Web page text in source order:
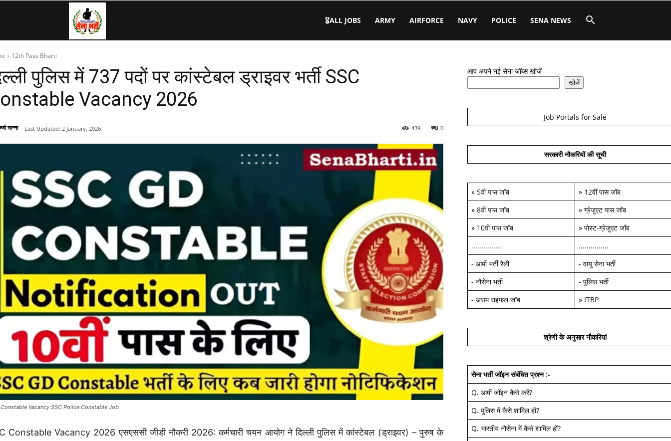
Army,
Airforce,
🎖️ALL JOBS ARMY AIRFORCE NAVY POLICE SENA NEWS
12th Pass Bharti
पुलिस में 737 पदों पर कांस्टेबल ड्राइवर भर्ती SSC
Vacancy 2026
खन्ना 0
439
Last Updated: 2 January, 2026
Constable Vacancy SSC Police Constable Job
Constable Vacancy 2026 एसएससी जीडी नौकरी 2026: कर्मचारी चयन आयोग ने दिल्ली पुलिस में कांस्टेबल (ड्राइवर) – पुरुष के
आप अपने नई सेना जॉब्स खोजें
खोजें
Job Portals for Sale
सरकारी नौकरियों की सूची
» 5वीं पास जॉब » 12वीं पास जॉब
» 8वीं पास जॉब » ग्रेजुएट पास जॉब
» 10वीं पास जॉब » पोस्ट-ग्रेजुएट जॉब
...............
...............
- आर्मी भर्ती रैली - वायु सेना भर्ती
- नौसेना भर्ती - पुलिस भर्ती
- असम राइफल जॉब » ITBP
श्रेणी के अनुसार नौकरियां
सेना भर्ती जॉइन संबंधित प्रश्न:-
Q. आर्मी जॉइन कैसे करें?
Q. पुलिस में कैसे शामिल हों?
Q. भारतीय नौसेना में कैसे शामिल हों?